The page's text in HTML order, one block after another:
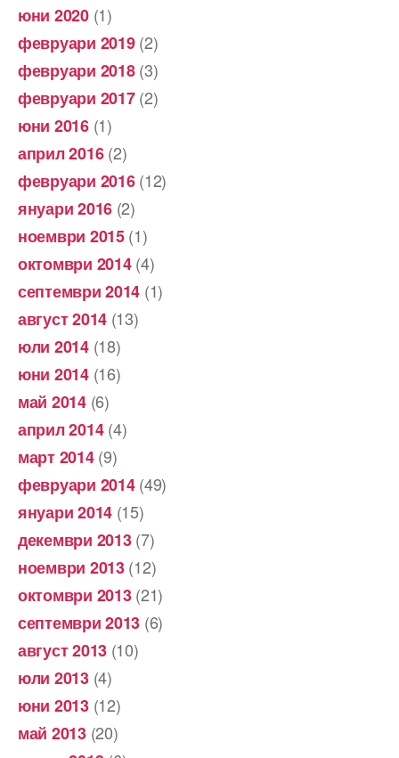
юни 2020(1)
февруари 2019(2)
февруари 2018(3)
февруари 2017(2)
юни 2016(1)
април 2016(2)
февруари 2016(12)
януари 2016 (2)
ноември 2015(1)
октомври 2014(4)
септември 2014 (1)
август 2014 (13)
юли 2014(18)
юни 2014(16)
май 2014(6)
април 2014(4)
март 2014(9)
февруари 2014(49)
януари 2014 (15)
декември 2013(7)
ноември 2013(12)
октомври 2013(21)
септември 2013 (6)
август 2013 (10)
юли 2013(4)
юни 2013(12)
май 2013(20)